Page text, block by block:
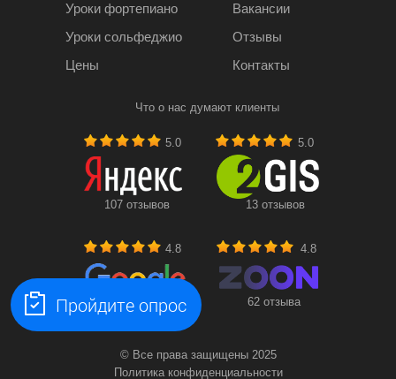
Уроки фортепиано
Уроки сольфеджио
Цены
Вакансии
Отзывы
Контакты
© Все права защищены 2025
Политика конфиденциальности
4.8
62 отзыва
4.8
17 отзывов
5.0
107 отзывов
5.0
13 отзывов
Что о нас думают клиенты
Пройдите опрос